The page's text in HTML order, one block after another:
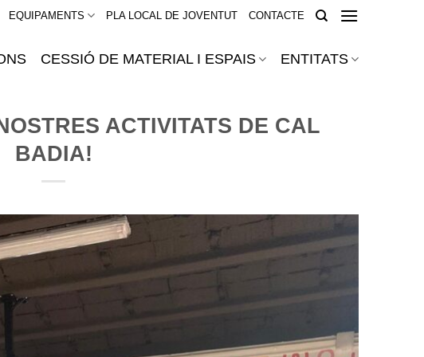
EQUIPAMENTS PLA LOCAL DE JOVENTUT CONTACTE
CESSIÓ DE MATERIAL I ESPAIS ENTITATS
ACTIVITATS DE CAL
BADIA!